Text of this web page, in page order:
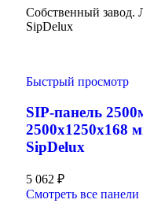
Собственный завод.
SipDelux
Быстрый просмотр
SIP-панель
2500x1250x168
SipDelux
5 062 ₽
Смотреть все панели